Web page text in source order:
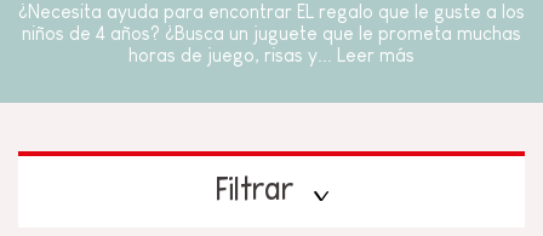
¿Necesita ayuda para encontrar EL regalo que le guste a los
niños de 4 años? ¿Busca un juguete que le prometa muchas
horas de juego, risas y...
Leer más
Filtrar